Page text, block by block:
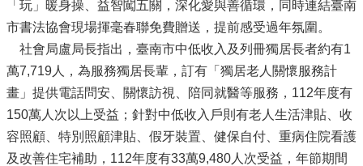
「玩」暖身操、益智闖五關，深化愛與善循環，同時連結臺南
市書法協會現場揮毫春聯免費贈送，提前感受過年氛圍。
社會局盧局長指出，臺南市中低收入及列冊獨居長者約有1
萬7,719人，為服務獨居長輩，訂有「獨居老人關懷服務計
畫」提供電話問安、關懷訪視、陪同就醫等服務，112年度有
150萬人次以上受益；針對中低收入戶則有老人生活津貼、收
容照顧、特別照顧津貼、假牙裝置、健保自付、重病住院看護
及改善住宅補助，112年度有33萬9,480人次受益，年節期間